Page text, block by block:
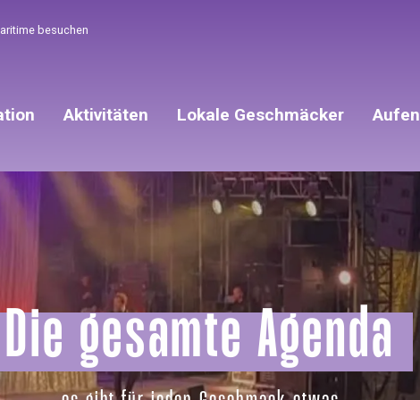
besuchen
Aktivitäten Lokale Geschmäcker
Die gesamte Agenda